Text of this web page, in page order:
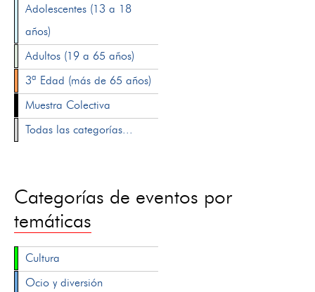
Adolescentes (13 a 18
años)
Adultos (19 a 65 años)
3ª Edad (más de 65 años)
Muestra Colectiva
Todas las categorías...
Categorías de eventos por
temáticas
Cultura
Ocio y diversión